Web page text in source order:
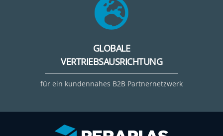
GLOBALE
VERTRIEBSAUSRICHTUNG
für ein kundennahes B2B Partnernetzwerk